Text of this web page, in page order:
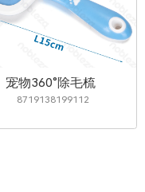
宠物360°除毛梳
8719138199112